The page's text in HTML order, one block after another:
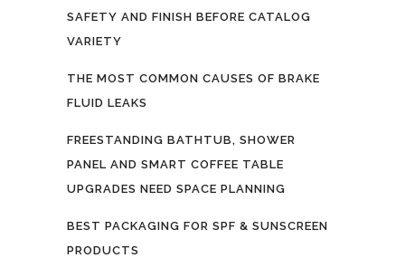
SAFETY AND FINISH BEFORE CATALOG
VARIETY
THE MOST COMMON CAUSES OF BRAKE
FLUID LEAKS
FREESTANDING BATHTUB, SHOWER
PANEL AND SMART COFFEE TABLE
UPGRADES NEED SPACE PLANNING
BEST PACKAGING FOR SPF & SUNSCREEN
PRODUCTS